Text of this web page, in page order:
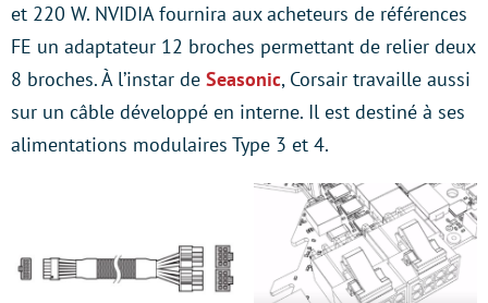
et 220 W. NVIDIA fournira aux acheteurs de références
FE un adaptateur 12 broches permettant de relier deux
8 broches. À l’instar de Seasonic, Corsair travaille aussi
sur un câble développé en interne. Il est destiné à ses
alimentations modulaires Type 3 et 4.